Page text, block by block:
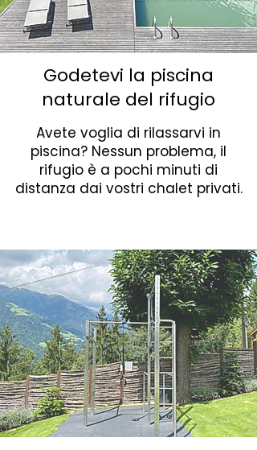
Godetevi la piscina
naturale del rifugio
Avete voglia di rilassarvi in
piscina? Nessun problema, il
rifugio è a pochi minuti di
distanza dai vostri chalet privati.